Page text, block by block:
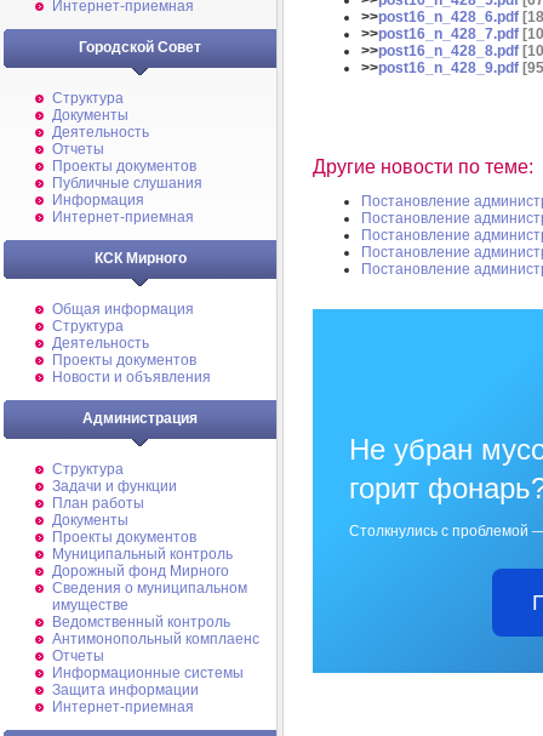
Интернет-приемная
Городской Совет
Структура
Документы
Деятельность
Отчеты
Проекты документов
Публичные слушания
Информация
Интернет-приемная
КСК Мирного
Общая информация
Структура
Деятельность
Проекты документов
Новости и объявления
Администрация
Структура
Задачи и функции
План работы
Документы
Проекты документов
Муниципальный контроль
Дорожный фонд Мирного
Cведения о муниципальном
имуществе
Ведомственный контроль
Антимонопольный комплаенс
Отчеты
Информационные системы
Защита информации
Интернет-приемная
>>post16_n_428_6.pdf
>>post16_n_428_7.pdf
>>post16_n_428_8.pdf
>>post16_n_428_9.pdf
Другие новости по теме:
Постановление
Постановление
Постановление
Постановление
Постановление
Не убран
горит
Столкнулись с проблемой